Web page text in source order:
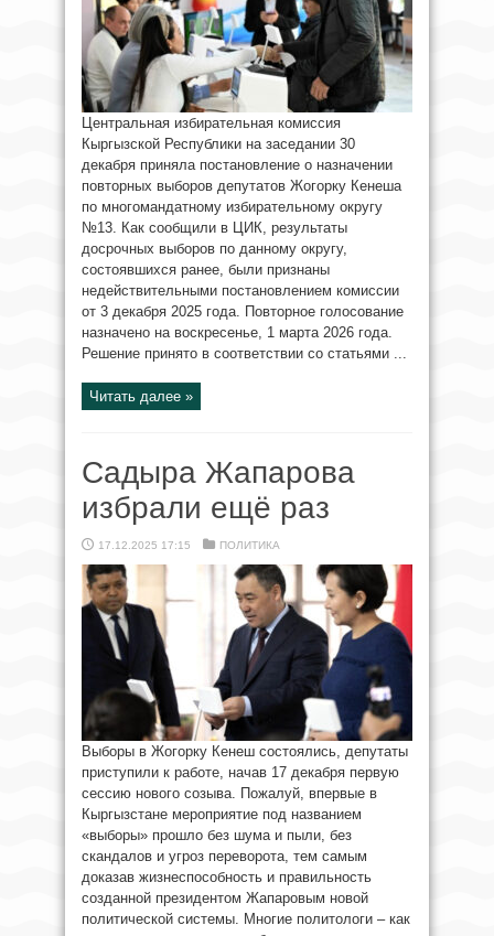
Центральная избирательная комиссия
Кыргызской Республики на заседании 30
декабря приняла постановление о назначении
повторных выборов депутатов Жогорку Кенеша
по многомандатному избирательному округу
№13. Как сообщили в ЦИК, результаты
досрочных выборов по данному округу,
состоявшихся ранее, были признаны
недействительными постановлением комиссии
от 3 декабря 2025 года. Повторное голосование
назначено на воскресенье, 1 марта 2026 года.
Решение принято в соответствии со статьями ...
Читать далее »
Садыра Жапарова
избрали ещё раз
17.12.2025 17:15 ПОЛИТИКА
Выборы в Жогорку Кенеш состоялись, депутаты
приступили к работе, начав 17 декабря первую
сессию нового созыва. Пожалуй, впервые в
Кыргызстане мероприятие под названием
«выборы» прошло без шума и пыли, без
скандалов и угроз переворота, тем самым
доказав жизнеспособность и правильность
созданной президентом Жапаровым новой
политической системы. Многие политологи – как